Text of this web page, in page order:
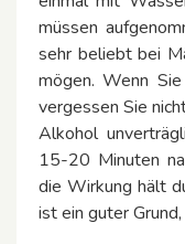
müssen
sehr beliebt bei
mögen. Wenn
vergessen Sie
Alkohol
15-20 Minuten
die Wirkung hält
ist ein guter